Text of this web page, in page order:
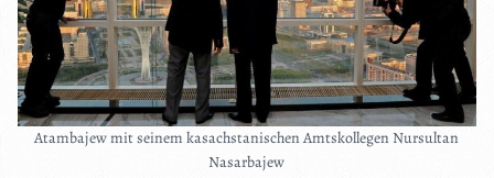
Atambajew mit seinem kasachstanischen Amtskollegen Nursultan
Nasarbajew